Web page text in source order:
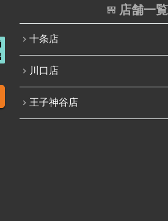
店舗一覧
十条店
川口店
王子神谷店